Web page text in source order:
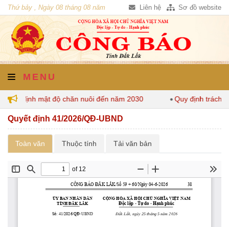
Thứ bảy , Ngày 08 tháng 08 năm
2026
Liên hệ Sơ đồ website
MENU
quy định mật độ chăn nuôi đến năm 2030 Quy định trách
Quyết định 41/2026/QĐ-UBND
Toàn văn Thuộc tính Tải văn bản